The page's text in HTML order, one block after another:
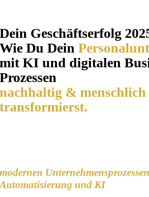
Dein Geschäftserfolg
Wie Du Dein
mit KI und digitalen
Prozessen
nachhaltig & menschlich
transformierst.
modernen
Automatisierung und KI